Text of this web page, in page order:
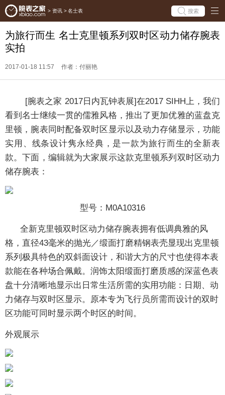
> 资讯 > 名士表 搜索
为旅行而生 名士克里顿系列双时区动力储存腕表
实拍
2017-01-18 11:57 作者：付丽艳
[腕表之家 2017日内瓦钟表展]在2017 SIHH上，我们
看到名士继续一贯的儒雅风格，推出了更加优雅的蓝盘克
里顿，腕表同时配备双时区显示以及动力存储显示，功能
实用、线条设计隽永经典，是一款为旅行而生的全新表
款。下面，编辑就为大家展示这款克里顿系列双时区动力
储存腕表：
型号：M0A10316
全新克里顿双时区动力储存腕表拥有低调典雅的风
格，直径43毫米的抛光／缎面打磨精钢表壳显现出克里顿
系列极具特色的双斜面设计，和谐大方的尺寸也使得本表
款能在各种场合佩戴。润饰太阳缎面打磨质感的深蓝色表
盘十分清晰地显示出日常生活所需的实用功能：日期、动
力储存与双时区显示。原本专为飞行员所需而设计的双时
区功能可同时显示两个时区的时间。
外观展示